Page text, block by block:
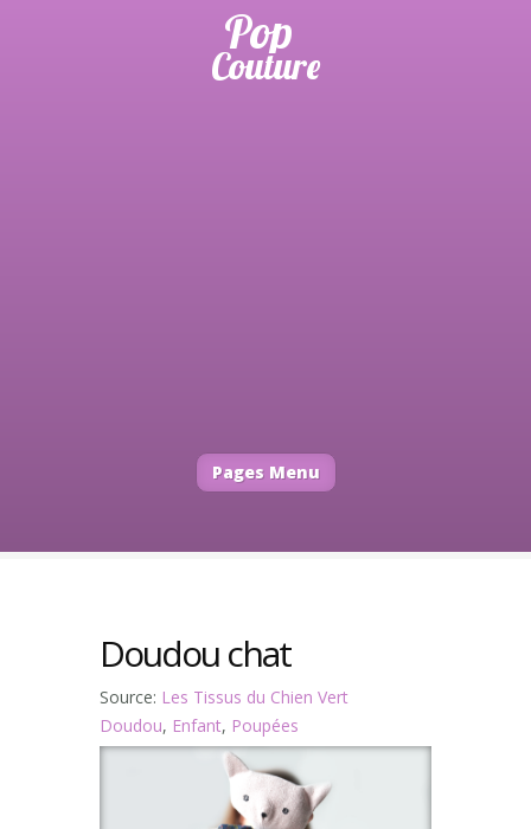
Pages Menu
Doudou chat
Source: Les Tissus du Chien Vert
Doudou, Enfant, Poupées